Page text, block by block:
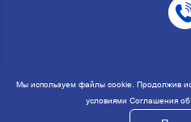
Мы используем файлы cookie. Продолжив
условиями Соглашения об